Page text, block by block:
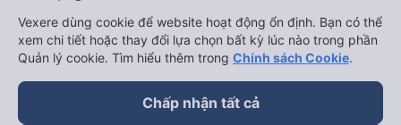
Vexere dùng cookie để website hoạt động ổn định. Bạn có thể
xem chi tiết hoặc thay đổi lựa chọn bất kỳ lúc nào trong phần
Quản lý cookie. Tìm hiểu thêm trong Chính sách Cookie.
Chấp nhận tất cả